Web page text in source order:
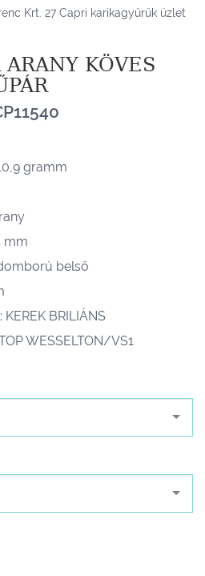
Krt. 27 Capri karikagyűrűk üzlet
KÖVES
gramm
mm
belső
BRILIÁNS
WESSELTON/VS1